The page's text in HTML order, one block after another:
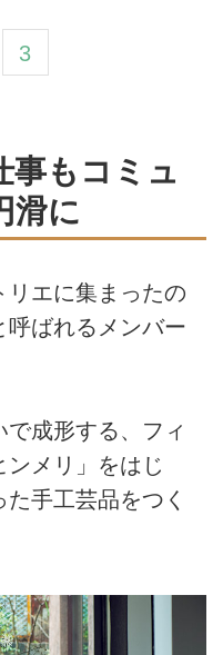
3
事もコミュ
滑に
リエに集まったの
呼ばれるメンバー
成形する、フィ
メリ」をはじ
手工芸品をつく